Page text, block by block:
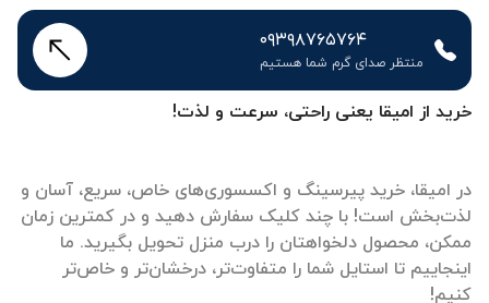
خرید از امیقا یعنی راحتی، سرعت و لذت!
در امیقا، خرید پیرسینگ و اکسسوری‌های خاص، سریع، آسان و
لذت‌بخش است! با چند کلیک سفارش دهید و در کمترین زمان
ممکن، محصول دلخواهتان را درب منزل تحویل بگیرید. ما
اینجاییم تا استایل شما را متفاوت‌تر، درخشان‌تر و خاص‌تر
۰۹۳۹۸۷۶۵۷۶۴
منتظر صدای گرم شما هستیم